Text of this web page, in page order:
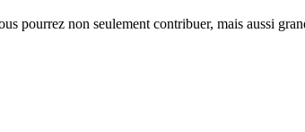
pourrez non seulement contribuer, mais aussi